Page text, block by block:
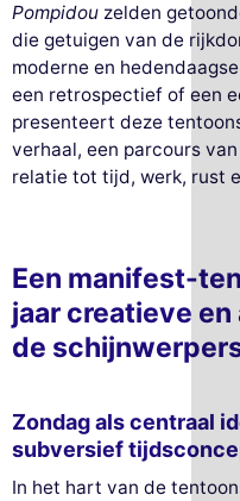
Pompidou zelden
die getuigen van de
moderne en
een retrospectief of een
presenteert deze
verhaal, een parcours
relatie tot tijd, werk, rust
Een manifest-
jaar creatieve
de
Zondag als centraal
subversief
In het hart van de